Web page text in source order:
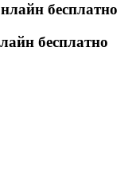
бесплатно
бесплатно